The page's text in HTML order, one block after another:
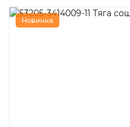
Новинка